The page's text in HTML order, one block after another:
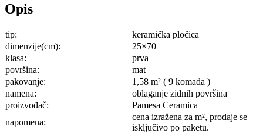
Opis
tip:
keramička pločica
dimenzije(cm):
25×70
klasa:
prva
površina:
mat
pakovanje:
1,58 m² ( 9 komada )
namena:
oblaganje zidnih površina
proizvođač:
Pamesa Ceramica
napomena:
cena izražena za m², prodaje se
isključivo po paketu.